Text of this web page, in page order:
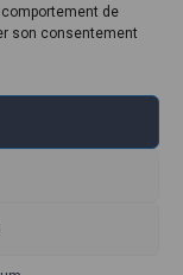
de
son consentement
Données